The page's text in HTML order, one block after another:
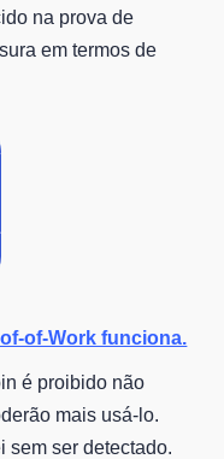
na prova de
em termos de
of-Work funciona.
é proibido não
mais usá-lo.
sem ser detectado.